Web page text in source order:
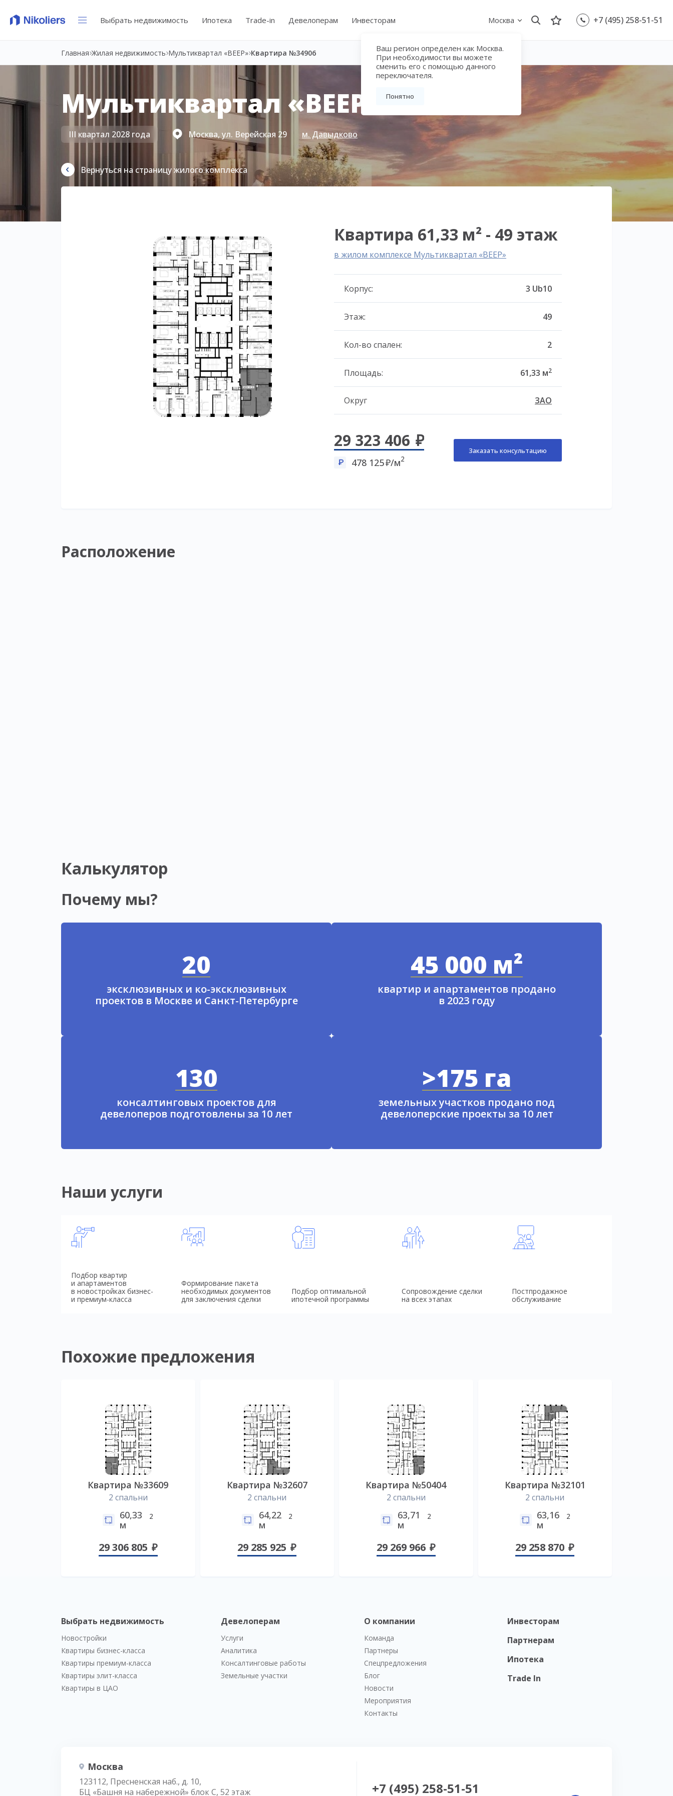
Выбрать недвижимость Ипотека Trade-in Девелоперам Инвесторам Москва
Ваш регион определен как Москва.
При необходимости вы можете
сменить его с помощью данного
переключателя.
Понятно
+7 (495) 258-51-51
Главная Жилая недвижимость Мультиквартал «ВЕЕР» Квартира №34906
Мультиквартал «ВЕЕР»
III квартал 2028 года Москва, ул. Верейская 29 м. Давыдково
Вернуться на страницу жилого комплекса
Квартира 61,33 м² - 49 этаж
в жилом комплексе Мультиквартал «ВЕЕР»
Корпус: 3 Ub10
Этаж: 49
Кол-во спален: 2
Площадь: 61,33 м2
Округ ЗАО
29 323 406
478 125 /м2
Заказать консультацию
Расположение
Калькулятор
Почему мы?
20
эксклюзивных и ко-эксклюзивных
проектов в Москве и Санкт-Петербурге
45 000 м²
квартир и апартаментов продано
в 2023 году
130
консалтинговых проектов для
девелоперов подготовлены за 10 лет
>175 га
земельных участков продано под
девелоперские проекты за 10 лет
Наши услуги
Подбор квартир
и апартаментов
в новостройках бизнес-
и премиум-класса
Формирование пакета
необходимых документов
для заключения сделки
Подбор оптимальной
ипотечной программы
Сопровождение сделки
на всех этапах
Постпродажное
обслуживание
Похожие предложения
Квартира №33609
2 спальни
60,33
м
2
29 306 805
Квартира №32607
2 спальни
64,22
м
2
29 285 925
Квартира №50404
2 спальни
63,71
м
2
29 269 966
Квартира №32101
2 спальни
63,16
м
2
29 258 870
Выбрать недвижимость
Новостройки
Квартиры бизнес-класса
Квартиры премиум-класса
Квартиры элит-класса
Квартиры в ЦАО
Девелоперам
Услуги
Аналитика
Консалтинговые работы
Земельные участки
О компании
Команда
Партнеры
Спецпредложения
Блог
Новости
Мероприятия
Контакты
Инвесторам
Партнерам
Ипотека
Trade In
Москва
123112, Пресненская наб., д. 10,
БЦ «Башня на набережной» блок С, 52 этаж
+7 (495) 258-51-51